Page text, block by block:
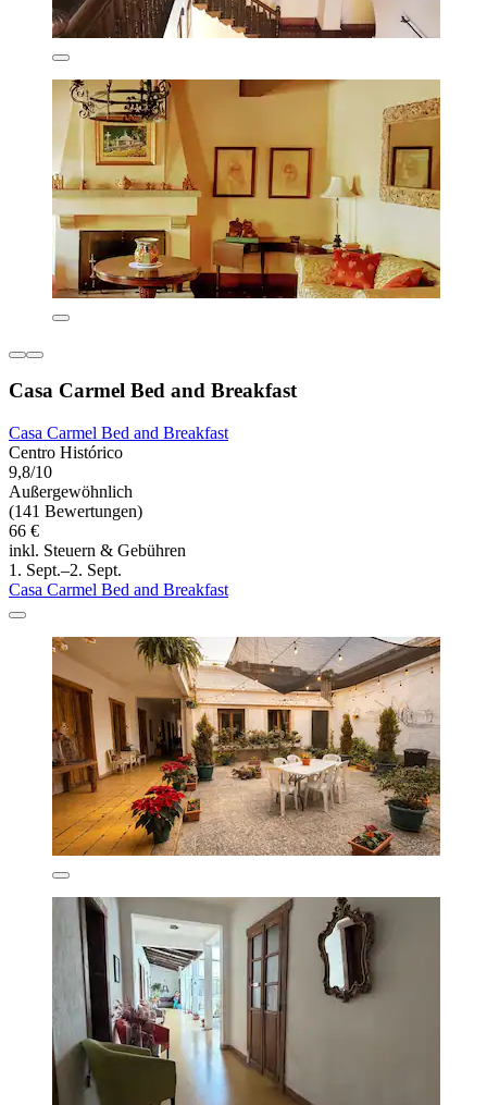
Casa Carmel Bed and Breakfast
Casa Carmel Bed and Breakfast
Centro Histórico
9,8/10
Außergewöhnlich
(141 Bewertungen)
66 €
inkl. Steuern & Gebühren
1. Sept.–2. Sept.
Casa Carmel Bed and Breakfast